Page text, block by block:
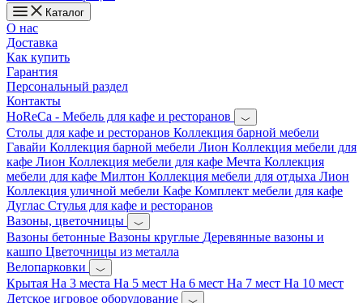
Каталог
О нас
Доставка
Как купить
Гарантия
Персональный раздел
Контакты
HoReCa - Мебель для кафе и ресторанов
Cтолы для кафе и ресторанов Коллекция барной мебели
Гавайи Коллекция барной мебели Лион Коллекция мебели для
кафе Лион Коллекция мебели для кафе Мечта Коллекция
мебели для кафе Милтон Коллекция мебели для отдыха Лион
Коллекция уличной мебели Кафе Комплект мебели для кафе
Дуглас Стулья для кафе и ресторанов
Вазоны, цветочницы
Вазоны бетонные Вазоны круглые Деревянные вазоны и
кашпо Цветочницы из металла
Велопарковки
Крытая На 3 места На 5 мест На 6 мест На 7 мест На 10 мест
Детское игровое оборудование